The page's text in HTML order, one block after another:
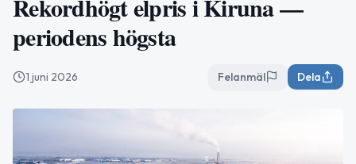
Rekordhögt elpris i Kiruna —
periodens högsta
1 juni 2026 Felanmäl Dela